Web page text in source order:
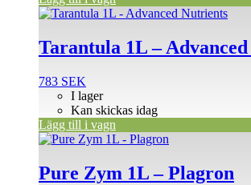
Tarantula 1L –
783 SEK
I lager
Kan skickas idag
Lägg till i vagn
Pure Zym 1L – Plagron